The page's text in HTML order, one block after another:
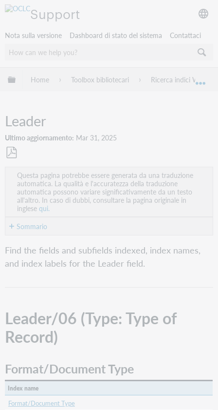
Support
Nota sulla versione Dashboard di stato del sistema Contattaci
Espandi/comprimi la gerarchia globale
Home Toolbox bibliotecari Ricerca indici
Leader
Ultimo aggiornamento Mar 31, 2025
come
PDF
Questa pagina potrebbe essere generata da una traduzione
automatica. La qualità e l'accuratezza della traduzione
automatica possono variare significativamente da un testo
all'altro. In caso di dubbi, consultare la pagina originale in
inglesequi.
Sommario
Leader/06
(Type:
Type
Tipo
materiale
Bibliographic
Level)
Format/Document
Type
Find the fields and subfields indexed, index names,
and index labels for the Leader field.
Leader/06 (Type: Type of
Record)
Format/Document Type
Index name
Format/Document Type